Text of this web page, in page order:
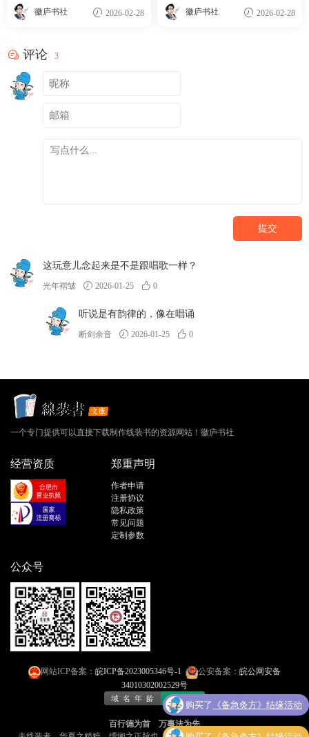
校
徽庐书社 2026-02-28 徽庐书社 2026-02-28
评论 3
提交
这玩意儿念起来是不是跟唱歌一样？
光年褶皱 2026-01-25 0
听说是有韵律的，像在唱诵
断剑余音 2026-01-25 0
一个专门提供可以直接下载制作线装书的资源网站！徽庐书社
经营资质 郑重声明
作者申请
注册协议
隐私政策
常见问题
定制参数
公众号
网站ICP备案： 皖ICP备2023005346号-1 公安备案： 皖公网安备
34010302002529号
百行德为首 万事法为先
购买了 《备急灸方》结缘活动